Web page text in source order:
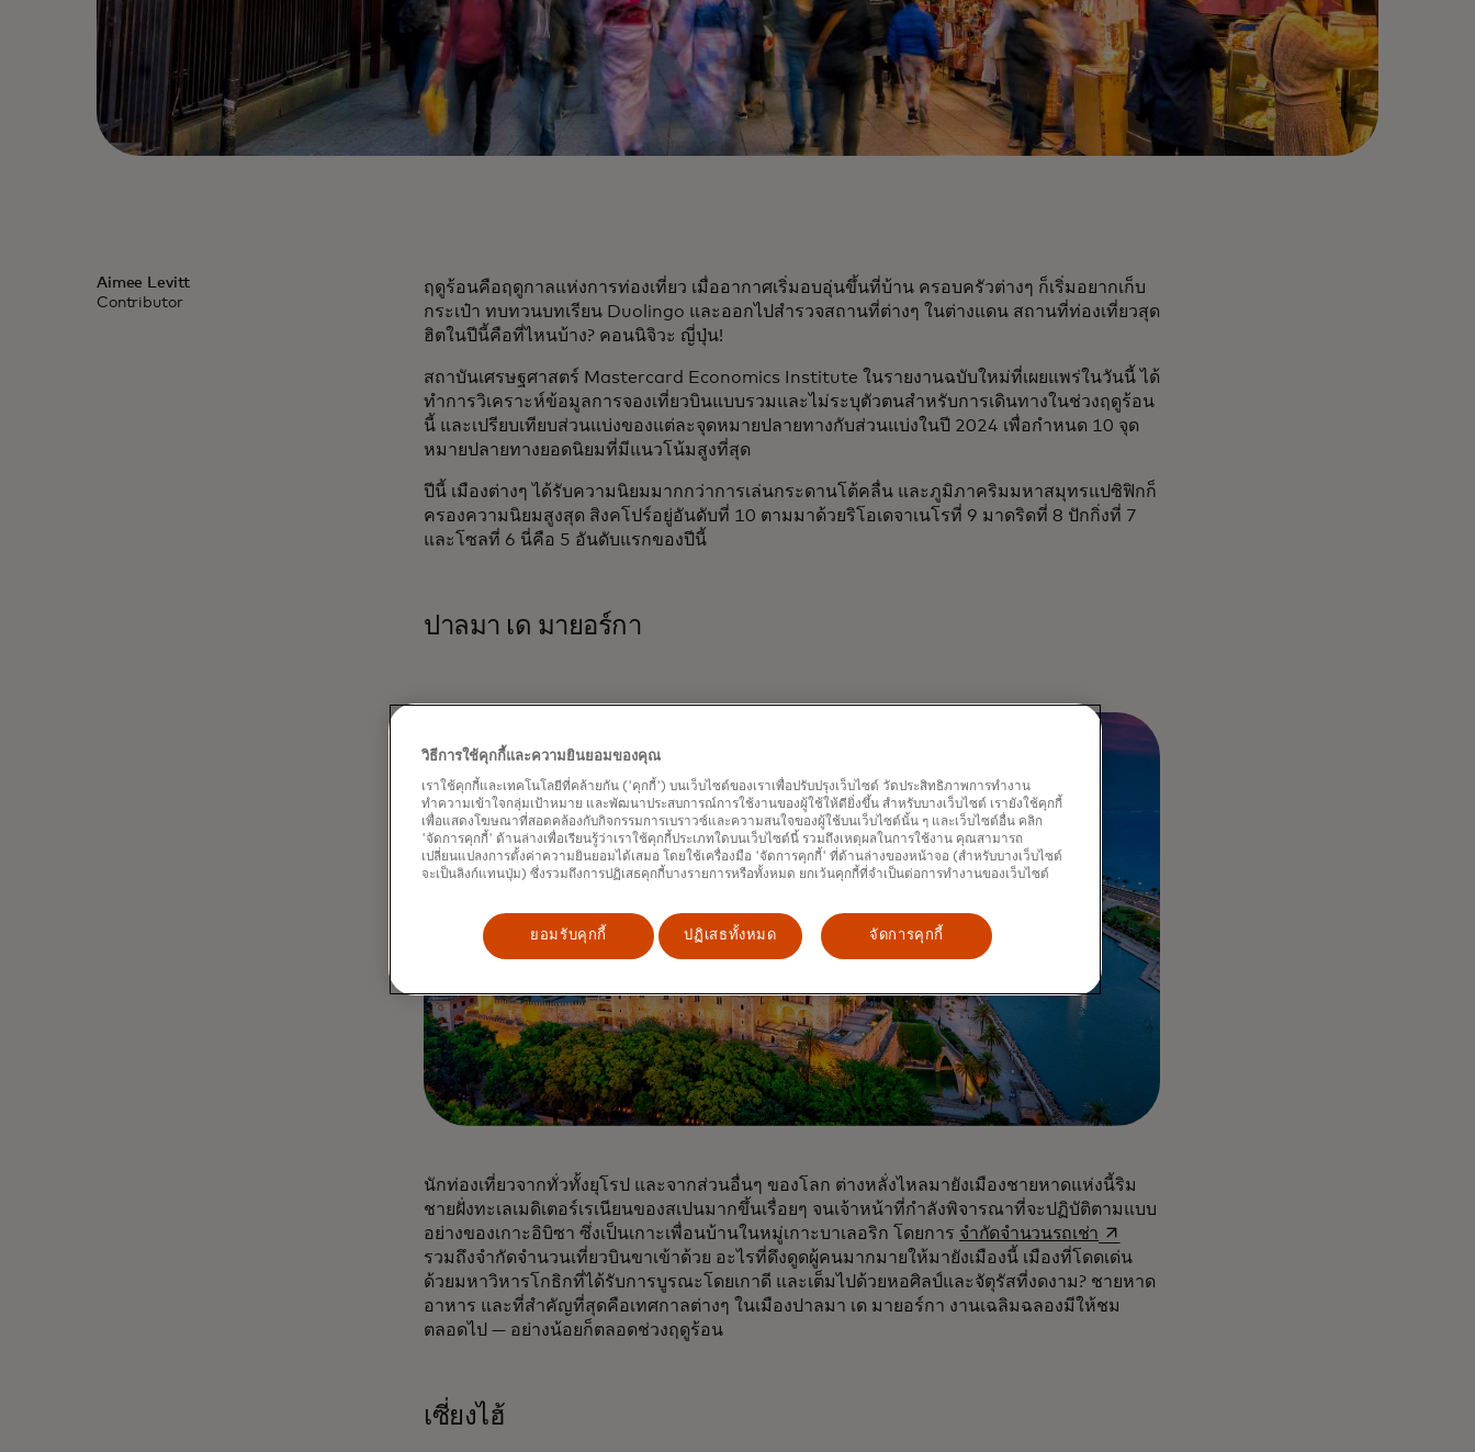
Aimee Levitt
Contributor
ฤดูร้อนคือฤดูกาลแห่งการท่องเที่ยว เมื่ออากาศเริ่มอบอุ่นขึ้นที่บ้าน ครอบครัวต่างๆ ก็เริ่มอยากเก็บ
กระเป๋า ทบทวนบทเรียน Duolingo และออกไปสำรวจสถานที่ต่างๆ ในต่างแดน สถานที่ท่องเที่ยวสุด
ฮิตในปีนี้คือที่ไหนบ้าง? คอนนิจิวะ ญี่ปุ่น!
สถาบันเศรษฐศาสตร์ Mastercard Economics Institute ในรายงานฉบับใหม่ที่เผยแพร่ในวันนี้ ได้
ทำการวิเคราะห์ข้อมูลการจองเที่ยวบินแบบรวมและไม่ระบุตัวตนสำหรับการเดินทางในช่วงฤดูร้อน
นี้ และเปรียบเทียบส่วนแบ่งของแต่ละจุดหมายปลายทางกับส่วนแบ่งในปี 2024 เพื่อกำหนด 10 จุด
หมายปลายทางยอดนิยมที่มีแนวโน้มสูงที่สุด
ปีนี้ เมืองต่างๆ ได้รับความนิยมมากกว่าการเล่นกระดานโต้คลื่น และภูมิภาคริมมหาสมุทรแปซิฟิกก็
ครองความนิยมสูงสุด สิงคโปร์อยู่อันดับที่ 10 ตามมาด้วยริโอเดจาเนโรที่ 9 มาดริดที่ 8 ปักกิ่งที่ 7
และโซลที่ 6 นี่คือ 5 อันดับแรกของปีนี้
ปาลมา เด มายอร์กา
นักท่องเที่ยวจากทั่วทั้งยุโรป และจากส่วนอื่นๆ ของโลก ต่างหลั่งไหลมายังเมืองชายหาดแห่งนี้ริม
ชายฝั่งทะเลเมดิเตอร์เรเนียนของสเปนมากขึ้นเรื่อยๆ จนเจ้าหน้าที่กำลังพิจารณาที่จะปฏิบัติตามแบบ
อย่างของเกาะอิบิซา ซึ่งเป็นเกาะเพื่อนบ้านในหมู่เกาะบาเลอริก โดยการ จำกัดจำนวนรถเช่า opens in a new tab
รวมถึงจำกัดจำนวนเที่ยวบินขาเข้าด้วย อะไรที่ดึงดูดผู้คนมากมายให้มายังเมืองนี้ เมืองที่โดดเด่น
ด้วยมหาวิหารโกธิกที่ได้รับการบูรณะโดยเกาดี และเต็มไปด้วยหอศิลป์และจัตุรัสที่งดงาม? ชายหาด
อาหาร และที่สำคัญที่สุดคือเทศกาลต่างๆ ในเมืองปาลมา เด มายอร์กา งานเฉลิมฉลองมีให้ชม
ตลอดไป — อย่างน้อยก็ตลอดช่วงฤดูร้อน
เซี่ยงไฮ้
วิธีการใช้คุกกี้และความยินยอมของคุณ
เราใช้คุกกี้และเทคโนโลยีที่คล้ายกัน ('คุกกี้') บนเว็บไซต์ของเราเพื่อปรับปรุงเว็บไซต์ วัดประสิทธิภาพการทำงาน
ทำความเข้าใจกลุ่มเป้าหมาย และพัฒนาประสบการณ์การใช้งานของผู้ใช้ให้ดียิ่งขึ้น สำหรับบางเว็บไซต์ เรายังใช้คุกกี้
เพื่อแสดงโฆษณาที่สอดคล้องกับกิจกรรมการเบราวซ์และความสนใจของผู้ใช้บนเว็บไซต์นั้น ๆ และเว็บไซต์อื่น คลิก
'จัดการคุกกี้' ด้านล่างเพื่อเรียนรู้ว่าเราใช้คุกกี้ประเภทใดบนเว็บไซต์นี้ รวมถึงเหตุผลในการใช้งาน คุณสามารถ
เปลี่ยนแปลงการตั้งค่าความยินยอมได้เสมอ โดยใช้เครื่องมือ 'จัดการคุกกี้' ที่ด้านล่างของหน้าจอ (สำหรับบางเว็บไซต์
จะเป็นลิงก์แทนปุ่ม) ซึ่งรวมถึงการปฏิเสธคุกกี้บางรายการหรือทั้งหมด ยกเว้นคุกกี้ที่จำเป็นต่อการทำงานของเว็บไซต์
ยอมรับคุกกี้ ปฏิเสธทั้งหมด จัดการคุกกี้